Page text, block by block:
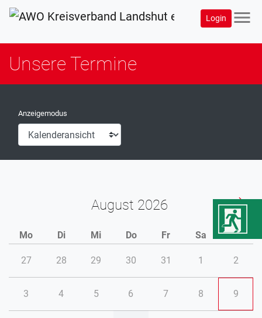
Login menu
Unsere Termine
Anzeigemodus
August
Mo Di Mi Do Fr Sa So
27 28 29 30 31 1 2
3 4 5 6 7 8 9